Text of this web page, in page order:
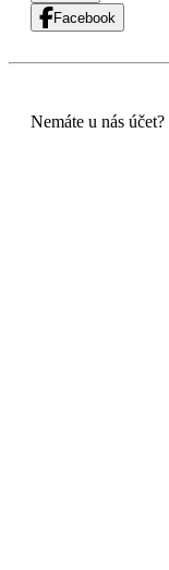
Facebook
Nemáte u nás účet?